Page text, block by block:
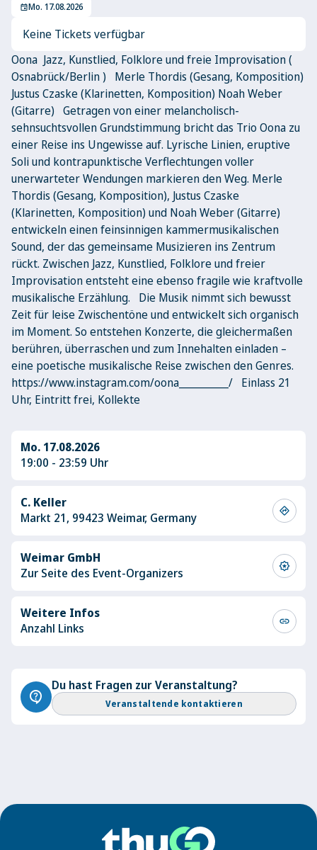
eventMo. 17.08.2026
Keine Tickets verfügbar
Oona Jazz, Kunstlied, Folklore und freie Improvisation (
Osnabrück/Berlin ) Merle Thordis (Gesang, Komposition)
Justus Czaske (Klarinetten, Komposition) Noah Weber
(Gitarre) Getragen von einer melancholisch-
sehnsuchtsvollen Grundstimmung bricht das Trio Oona zu
einer Reise ins Ungewisse auf. Lyrische Linien, eruptive
Soli und kontrapunktische Verflechtungen voller
unerwarteter Wendungen markieren den Weg. Merle
Thordis (Gesang, Komposition), Justus Czaske
(Klarinetten, Komposition) und Noah Weber (Gitarre)
entwickeln einen feinsinnigen kammermusikalischen
Sound, der das gemeinsame Musizieren ins Zentrum
rückt. Zwischen Jazz, Kunstlied, Folklore und freier
Improvisation entsteht eine ebenso fragile wie kraftvolle
musikalische Erzählung. Die Musik nimmt sich bewusst
Zeit für leise Zwischentöne und entwickelt sich organisch
im Moment. So entstehen Konzerte, die gleichermaßen
berühren, überraschen und zum Innehalten einladen –
eine poetische musikalische Reise zwischen den Genres.
https://www.instagram.com/oona__________/ Einlass 21
Uhr, Eintritt frei, Kollekte
Mo. 17.08.2026
19:00 - 23:59 Uhr
C. Keller
Markt 21, 99423 Weimar, Germany
directions
Weimar GmbH
Zur Seite des Event-Organizers
award_star
Weitere Infos
Anzahl Links
link
contact_support
Du hast Fragen zur Veranstaltung?
Veranstaltende kontaktieren